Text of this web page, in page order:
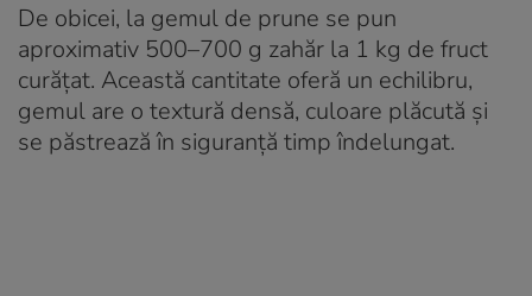
De obicei, la gemul de prune se pun
aproximativ 500–700 g zahăr la 1 kg de fruct
curățat. Această cantitate oferă un echilibru,
gemul are o textură densă, culoare plăcută și
se păstrează în siguranță timp îndelungat.